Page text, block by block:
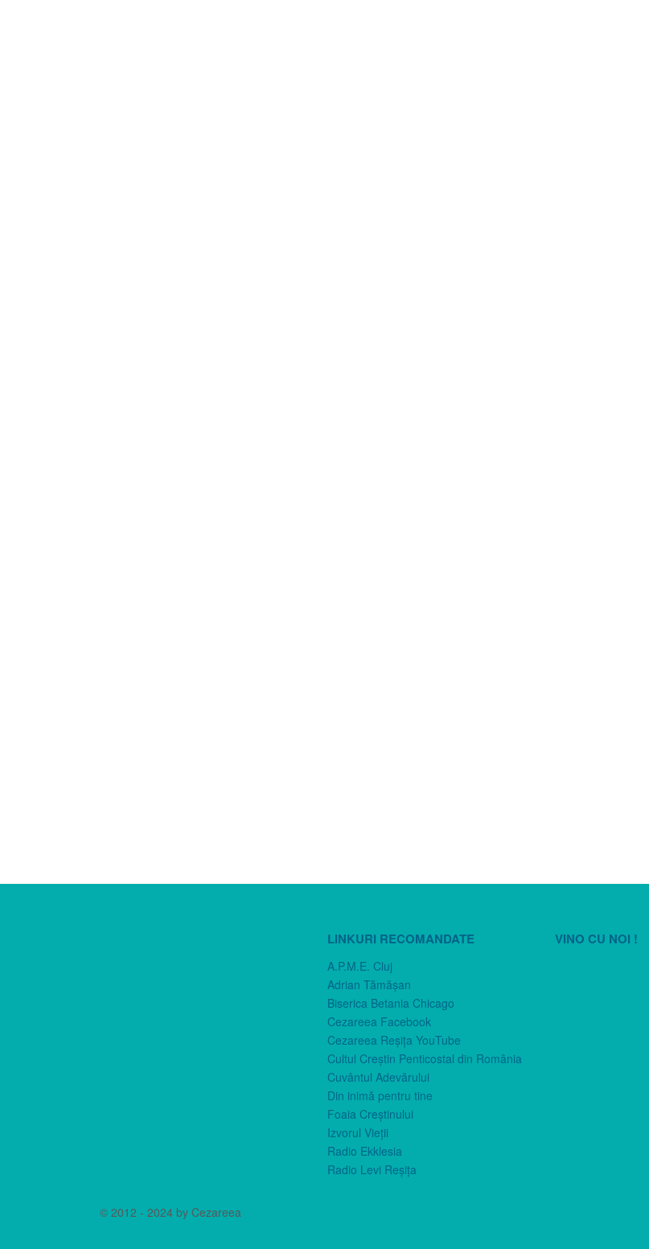
LINKURI RECOMANDATE
A.P.M.E. Cluj
Adrian Tămăşan
Biserica Betania Chicago
Cezareea Facebook
Cezareea Reşiţa YouTube
Cultul Creştin Penticostal din România
Cuvântul Adevărului
Din inimă pentru tine
Foaia Creştinului
Izvorul Vieţii
Radio Ekklesia
Radio Levi Reşiţa
VINO CU NOI !
© 2012 - 2024 by Cezareea